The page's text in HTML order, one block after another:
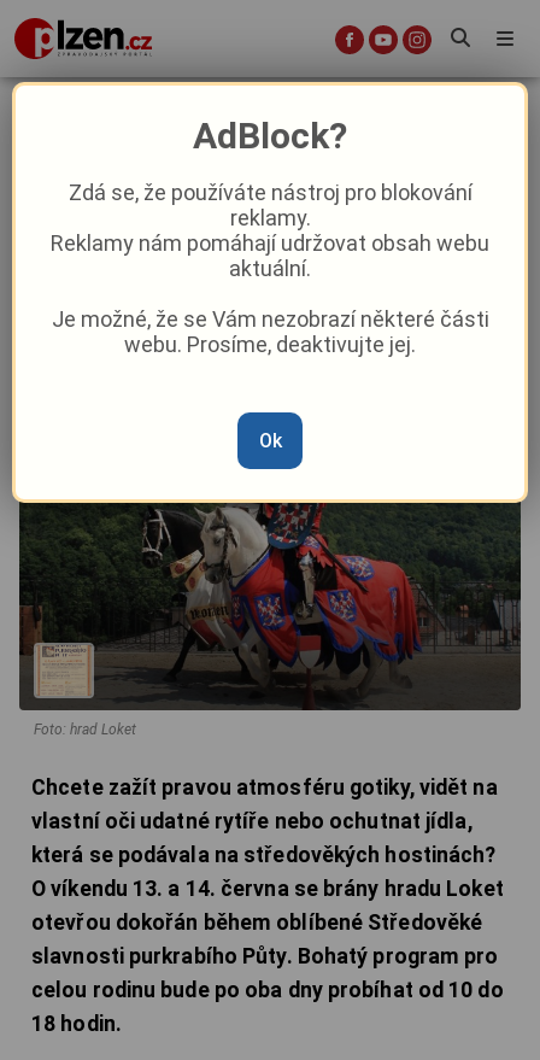
Na hradě Loket ožije středověk:
Slavnosti purkrabího Půty lákají na
rytíře, cirkus i historickou kuchyni
Aktuality Kultura
Anna Raková –8. 6.|08:26
Foto: hrad Loket
Chcete zažít pravou atmosféru gotiky, vidět na
vlastní oči udatné rytíře nebo ochutnat jídla,
která se podávala na středověkých hostinách?
O víkendu 13. a 14. června se brány hradu Loket
otevřou dokořán během oblíbené Středověké
slavnosti purkrabího Půty. Bohatý program pro
celou rodinu bude po oba dny probíhat od 10 do
18 hodin.
AdBlock?
Zdá se, že používáte nástroj pro blokování
reklamy.
Reklamy nám pomáhají udržovat obsah webu
aktuální.
Je možné, že se Vám nezobrazí některé části
webu. Prosíme, deaktivujte jej.
Ok